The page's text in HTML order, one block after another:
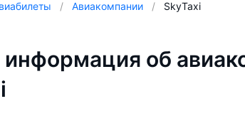
Авиакомпании SkyTaxi
об